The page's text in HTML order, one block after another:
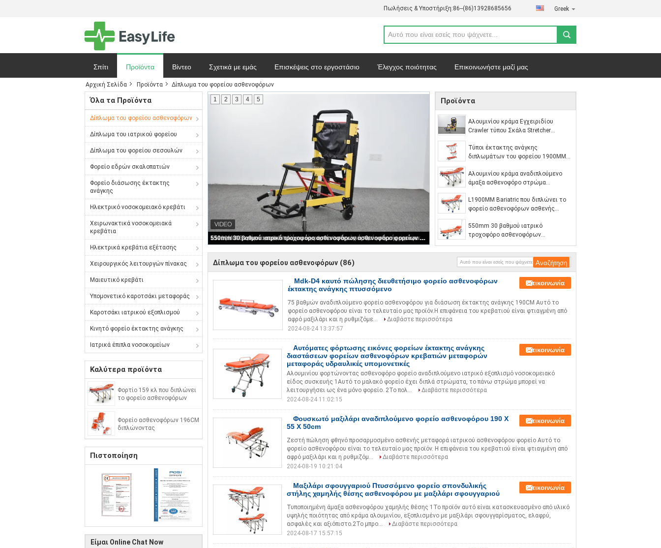
Πωλήσεις & Υποστήριξη:86--(86)13928685656 Greek
Σπίτι Προϊόντα Βίντεο Σχετικά με εμάς Επισκέψεις στο εργοστάσιο Έλεγχος ποιότητας Επικοινωνήστε μαζί μας
Ζητήστε ένα απόσπασμα Χάρτης ιστοσελίδας Πολιτική απορρήτου
Αρχική Σελίδα Προϊόντα Δίπλωμα του φορείου ασθενοφόρων
Όλα τα Προϊόντα
Δίπλωμα του φορείου ασθενοφόρων
Δίπλωμα του ιατρικού φορείου
Δίπλωμα του φορείου σεσουλών
Φορείο εδρών σκαλοπατιών
Φορείο διάσωσης έκτακτης
ανάγκης
Ηλεκτρικό νοσοκομειακό κρεβάτι
Χειρωνακτικά νοσοκομειακά
κρεβάτια
Ηλεκτρικά κρεβάτια εξέτασης
Χειρουργικός λειτουργών πίνακας
Μαιευτικό κρεβάτι
Υπομονετικό καροτσάκι μεταφοράς
Καροτσάκι ιατρικού εξοπλισμού
Κινητό φορείο έκτακτης ανάγκης
Ιατρικά έπιπλα νοσοκομείων
Καλύτερα προϊόντα
Φορτίο 159 κλ που διπλώνει
το φορείο ασθενοφόρων
Φορείο ασθενοφόρων 196CM
διπλώνοντας
Πιστοποίηση
Είμαι Online Chat Now
Αλουμινίου κράμα Εγχειριδίου Crawler τύπου Σκάλα Stretcher αναδιπλούμενο ελαφρύ για το νοσοκομείο μεταφορά ασθενών
1 2 3 4 5 Προϊόντα
Αλουμινίου κράμα Εγχειριδίου
Crawler τύπου Σκάλα Stretcher
νοσοκομείο μεταφορά ασθενών
Τύποι έκτακτης ανάγκης
διπλωμάτων του φορείου 1900MM
βοηθειών 92cm
Αλουμινίου κράμα αναδιπλούμενο
άμαξα ασθενοφόρο στρώμα
ρυθμιζόμενο βοήθεια διάσωση
L1900MM Bariatric που διπλώνει το
φορείο ασθενοφόρων ασθενής
550mm 30 βαθμού ιατρικό
τροχοφόρο ασθενοφόρων
φορείων χαμηλό
Δίπλωμα του φορείου ασθενοφόρων (86)
Mdk-D4 καυτό πώλησης διευθετήσιμο φορείο ασθενοφόρων
έκτακτης ανάγκης πτυσσόμενο
Επικοινωνία
75 βαθμών αναδιπλούμενο φορείο ασθενοφόρου για διάσωση έκτακτης ανάγκης 190CM Αυτό το
φορείο ασθενοφόρου είναι το τελευταίο μας προϊόν.Η επιφάνεια του κρεβατιού είναι φτιαγμένη από
αφρό μαξιλάρι και η ρυθμιζόμε...
Διαβάστε περισσότερα
2024-08-24 13:37:57
Αυτόματες φόρτωσης εικόνες φορείων έκτακτης ανάγκης
διαστάσεων φορείων ασθενοφόρων κρεβατιών μεταφορών
μεταφοράς υδραυλικές υπομονετικές
Επικοινωνία
Αλουμινίου φορτώνοντας ασθενοφόρο φορείο αναδιπλούμενο ιατρικό εξοπλισμό νοσοκομειακό
είδος συσκευής 1Αυτό το μαλακό φορείο έχει διπλά στρώματα, το πάνω στρώμα μπορεί να
λειτουργήσει ως ένα μόνο φορείο. 2Το πολ...
Διαβάστε περισσότερα
2024-08-24 11:02:15
Φουσκωτό μαξιλάρι αναδιπλούμενο φορείο ασθενοφόρου 190 X
55 X 50cm
Επικοινωνία
Ζεστή πώληση φθηνό προσαρμοσμένο ασθενής μεταφορά ιατρικού ασθενοφόρου φορείο Αυτό το
φορείο ασθενοφόρου είναι το τελευταίο μας προϊόν. Η επιφάνεια του κρεβατιού είναι φτιαγμένη από
αφρό μαξιλάρι και η ρυθμιζόμ...
Διαβάστε περισσότερα
2024-08-19 10:21:04
Μαξιλάρι σφουγγαριού Πτυσσόμενο φορείο σπονδυλικής
στήλης χαμηλής θέσης ασθενοφόρου με μαξιλάρι σφουγγαριού
Επικοινωνία
Τυποποιημένη άμαξα ασθενοφόρου χαμηλής θέσης 1Το προϊόν αυτό είναι κατασκευασμένο από υλικό
υψηλής ποιότητας από κράμα αλουμινίου, εξοπλισμένο με μαξιλάρι σφουγγαρίσματος, ελαφρύ,
ασφαλές και αξιόπιστο.2Το μπρο...
Διαβάστε περισσότερα
2024-08-17 15:57:15